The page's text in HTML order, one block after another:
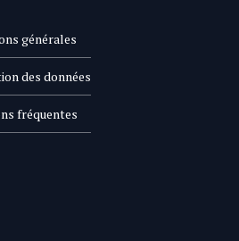
générales
des données
fréquentes